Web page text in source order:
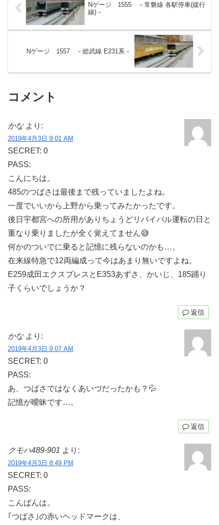
Nゲージ 1555 －常磐線 各駅停車(緩行
線)－
Nゲージ 1557 －総武線 E231系－
コメント
かな より:
2019年4月3日 9:01 AM
SECRET: 0
PASS:
こんにちは。
485のつばさは最後まで残っていましたよね。
一度でいいから上野から乗ってみたかったです。
後日宇都宮への所用がありちょうどリバイバル運転の日と
重なり乗りましたが全く覚えてません😅
何かのついでに乗ると記憶に残らないのかも…。
在来線特急で12両編成って今はあまり無いですよね。
E259成田エクスプレスとE353あずさ、かいじ、185踊り
子くらいでしょうか？
返信
かな より:
2019年4月3日 9:07 AM
SECRET: 0
PASS:
あ、つばさではなくあいづだったかも？💦
記憶が曖昧です…。
返信
クモハ489-901 より:
2019年4月3日 8:49 PM
SECRET: 0
PASS:
こんばんは。
｢つばさ｣の赤いヘッドマークは、